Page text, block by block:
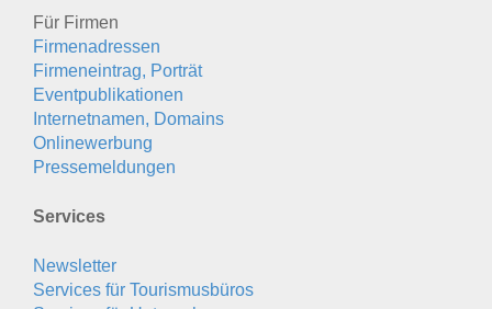
Für Firmen
Firmenadressen
Firmeneintrag, Porträt
Eventpublikationen
Internetnamen, Domains
Onlinewerbung
Pressemeldungen
Services
Newsletter
Services für Tourismusbüros